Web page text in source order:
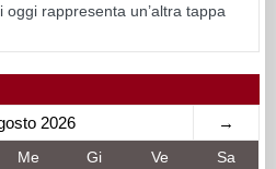
rappresenta un’altra tappa
2026 →
Me Gi Ve Sa